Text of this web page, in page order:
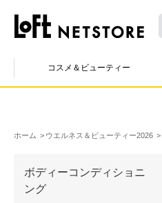
コスメ＆ビューティー
ホーム ウエルネス＆ビューティー2026
ボディーコンディショニ
ング